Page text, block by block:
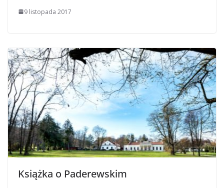
9 listopada 2017
Książka o Paderewskim